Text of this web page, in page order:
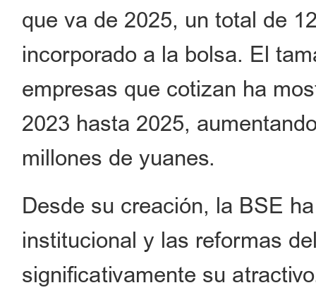
que va de 2025, un total de
incorporado a la bolsa. El
empresas que cotizan ha
2023 hasta 2025,
millones de yuanes.
Desde su creación, la BSE
institucional y las reformas
significativamente su